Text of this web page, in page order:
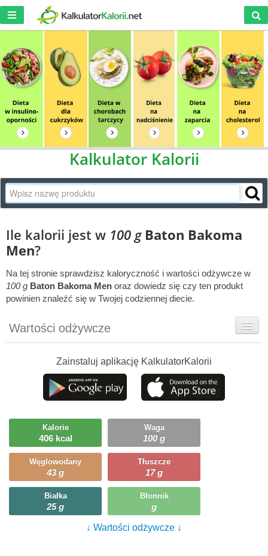
Kalkulator Kalorii
Ile kalorii jest w 100 g Baton Bakoma
Men?
Na tej stronie sprawdzisz kaloryczność i wartości odżywcze w
100 g Baton Bakoma Men oraz dowiedz się czy ten produkt
powinien znaleźć się w Twojej codziennej diecie.
Wartości odżywcze
Ciekawostki
Ile możesz zjeść?
Zainstaluj aplikację KalkulatorKalorii
Kalorie
406 kcal
Waga
100 g
Węglowodany
43 g
Tłuszcze
17 g
Białka
25 g
Błonnik
g
↓ Wartości odżywcze ↓